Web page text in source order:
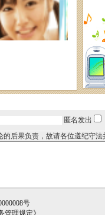
匿名发出
的后果负责，故请各位遵纪守
号
管理规定》